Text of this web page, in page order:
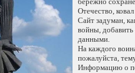
Отечество,
Сайт задуман,
войны,
данными.
На каждого
пожалуйста,
Информацию о